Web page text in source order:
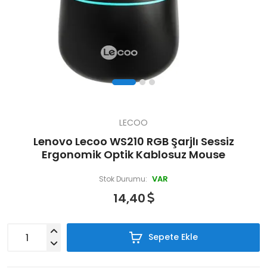
LECOO
Lenovo Lecoo WS210 RGB Şarjlı Sessiz
Ergonomik Optik Kablosuz Mouse
Stok Durumu: VAR
14,40
Sepete Ekle